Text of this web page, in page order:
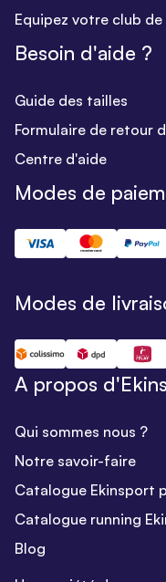
Equipez votre club de
Besoin d'aide ?
Guide des tailles
Formulaire de retour
Centre d'aide
Modes de
Modes de
A propos
Qui sommes nous ?
Notre savoir-faire
Catalogue Ekinsport
Catalogue running
Blog